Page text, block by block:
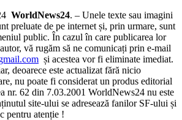
WorldNews24. – Unele texte sau imagini
preluate de pe internet și, prin urmare, sunt
public. În cazul în care publicarea lor
vă rugăm să ne comunicați prin e-mail
și acestea vor fi eliminate imediat.
deoarece este actualizat fără nicio
nu poate fi considerat un produs editorial
nr. 62 din 7.03.2001 WorldNews24 nu este
site-ului se adresează fanilor SF-ului și
pentru atenție !